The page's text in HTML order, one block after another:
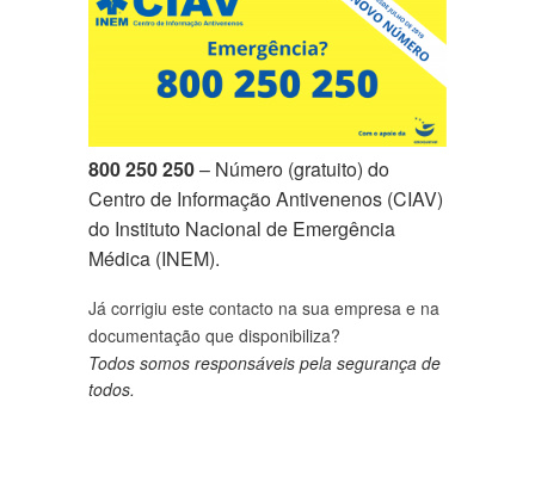
800 250 250– Número (gratuito) do
Centro de InformaçãoAntivenenos (CIAV)
do Instituto Nacional de Emergência
Médica (INEM).
Já corrigiu este contacto na sua empresa e na
documentação que disponibiliza?
Todos somos responsáveis pela segurança de
todos.